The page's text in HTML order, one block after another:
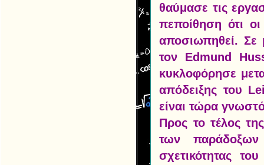
θαύμασε τις
πεποίθηση ότι
αποσιωπηθεί. Σε
τον Edmund
κυκλοφόρησε
απόδειξης του
είναι τώρα
Προς το τέλος
των παράδοξων
σχετικότητας